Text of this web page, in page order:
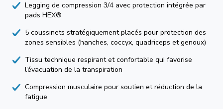
Legging de compression 3/4 avec protection intégrée par
pads HEX®
5 coussinets stratégiquement placés pour protection des
zones sensibles (hanches, coccyx, quadriceps et genoux)
Tissu technique respirant et confortable qui favorise
l’évacuation de la transpiration
Compression musculaire pour soutien et réduction de la
fatigue